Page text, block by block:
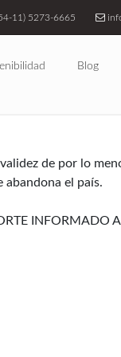
11) 5273-6665
Blog
de por lo
abandona el país.
INFORMADO